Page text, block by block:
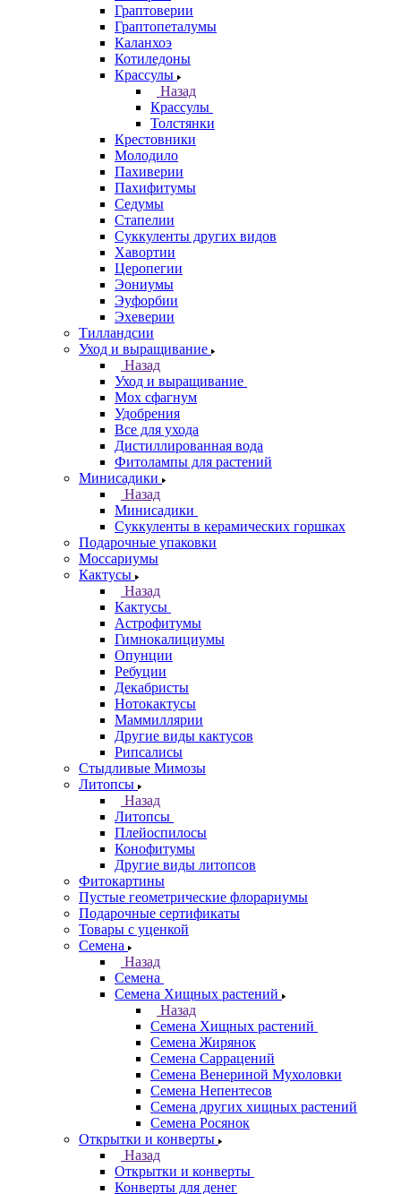
Граптоверии
Граптопеталумы
Каланхоэ
Котиледоны
Крассулы
Назад
Крассулы
Толстянки
Крестовники
Молодило
Пахиверии
Пахифитумы
Седумы
Стапелии
Суккуленты других видов
Хавортии
Церопегии
Эониумы
Эуфорбии
Эхеверии
Тилландсии
Уход и выращивание
Назад
Уход и выращивание
Мох сфагнум
Удобрения
Все для ухода
Дистиллированная вода
Фитолампы для растений
Минисадики
Назад
Минисадики
Суккуленты в керамических горшках
Подарочные упаковки
Моссариумы
Кактусы
Назад
Кактусы
Астрофитумы
Гимнокалициумы
Опунции
Ребуции
Декабристы
Нотокактусы
Маммиллярии
Другие виды кактусов
Рипсалисы
Стыдливые Мимозы
Литопсы
Назад
Литопсы
Плейоспилосы
Конофитумы
Другие виды литопсов
Фитокартины
Пустые геометрические флорариумы
Подарочные сертификаты
Товары с уценкой
Семена
Назад
Семена
Семена Хищных растений
Назад
Семена Хищных растений
Семена Жирянок
Семена Саррацений
Семена Венериной Мухоловки
Семена Непентесов
Семена других хищных растений
Семена Росянок
Открытки и конверты
Назад
Открытки и конверты
Конверты для денег